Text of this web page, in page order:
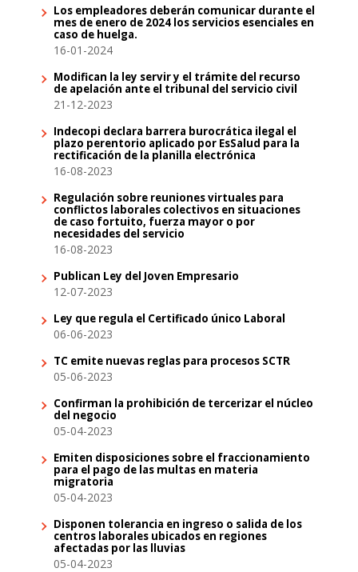
Los empleadores deberán comunicar durante el
mes de enero de 2024 los servicios esenciales en
caso de huelga.
16-01-2024
Modifican la ley servir y el trámite del recurso
de apelación ante el tribunal del servicio civil
21-12-2023
Indecopi declara barrera burocrática ilegal el
plazo perentorio aplicado por EsSalud para la
rectificación de la planilla electrónica
16-08-2023
Regulación sobre reuniones virtuales para
conflictos laborales colectivos en situaciones
de caso fortuito, fuerza mayor o por
necesidades del servicio
16-08-2023
Publican Ley del Joven Empresario
12-07-2023
Ley que regula el Certificado único Laboral
06-06-2023
TC emite nuevas reglas para procesos SCTR
05-06-2023
Confirman la prohibición de tercerizar el núcleo
del negocio
05-04-2023
Emiten disposiciones sobre el fraccionamiento
para el pago de las multas en materia
migratoria
05-04-2023
Disponen tolerancia en ingreso o salida de los
centros laborales ubicados en regiones
afectadas por las lluvias
05-04-2023